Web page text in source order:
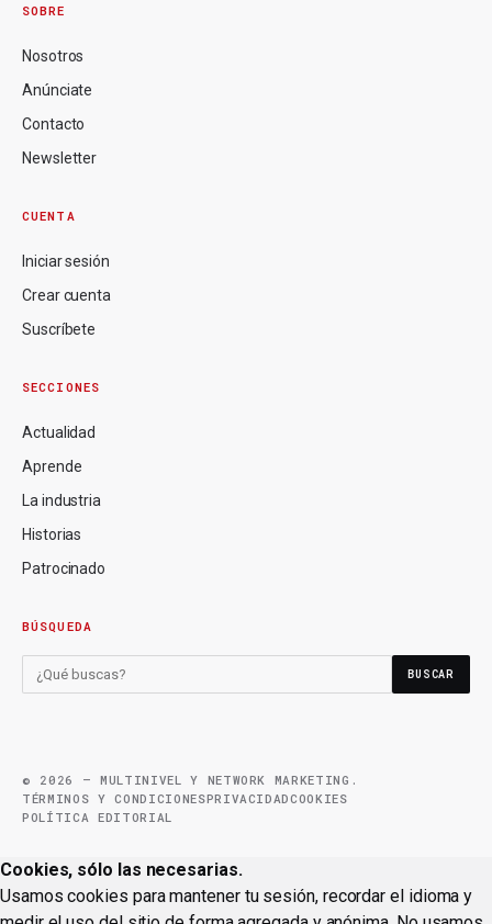
SOBRE
Nosotros
Anúnciate
Contacto
Newsletter
CUENTA
Iniciar sesión
Crear cuenta
Suscríbete
SECCIONES
Actualidad
Aprende
La industria
Historias
Patrocinado
BÚSQUEDA
BUSCAR
© 2026 — MULTINIVEL Y NETWORK MARKETING.
TÉRMINOS Y CONDICIONESPRIVACIDADCOOKIES
POLÍTICA EDITORIAL
Cookies, sólo las necesarias.
Usamos cookies para mantener tu sesión, recordar el idioma y